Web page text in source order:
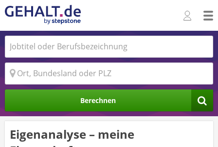
Berechnen
Eigenanalyse – meine